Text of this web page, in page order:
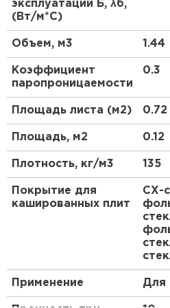
пароизоляции и
также при утеплении
изнутри.
эксплуатации Б, λб,
(Вт/м*С)
Объем, м3 1.44
Коэффициент
паропроницаемости
0.3
Площадь листа (м2) 0.72
Площадь, м2 0.12
Плотность, кг/м3 135
Покрытие для
кашированных плит
СХ-
Применение Для
Утеплитель
ПЕРЕЙТИ
Утеплитель
ПЕРЕЙТИ
Утеплитель
ПЕРЕЙТИ
ПЕРЕЙТИ